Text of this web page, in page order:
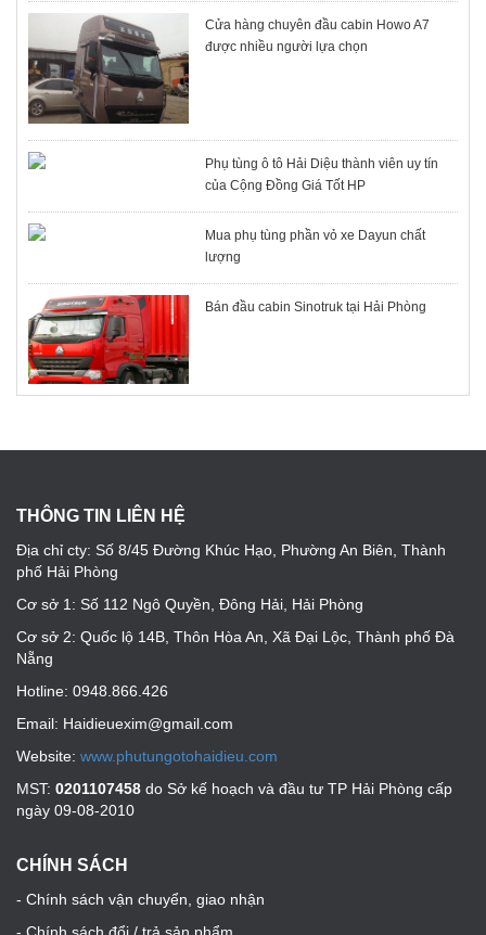
Cửa hàng chuyên đầu cabin Howo A7
được nhiều người lựa chọn
Phụ tùng ô tô Hải Diệu thành viên uy tín
của Cộng Đồng Giá Tốt HP
Mua phụ tùng phần vỏ xe Dayun chất
lượng
Bán đầu cabin Sinotruk tại Hải Phòng
THÔNG TIN LIÊN HỆ
Địa chỉ cty: Số 8/45 Đường Khúc Hạo, Phường An Biên, Thành
phố Hải Phòng
Cơ sở 1: Số 112 Ngô Quyền, Đông Hải, Hải Phòng
Cơ sở 2: Quốc lộ 14B, Thôn Hòa An, Xã Đại Lộc, Thành phố Đà
Nẵng
Hotline: 0948.866.426
Email: Haidieuexim@gmail.com
Website: www.phutungotohaidieu.com
MST: 0201107458 do Sở kế hoạch và đầu tư TP Hải Phòng cấp
ngày 09-08-2010
CHÍNH SÁCH
- Chính sách vận chuyển, giao nhận
- Chính sách đổi / trả sản phẩm